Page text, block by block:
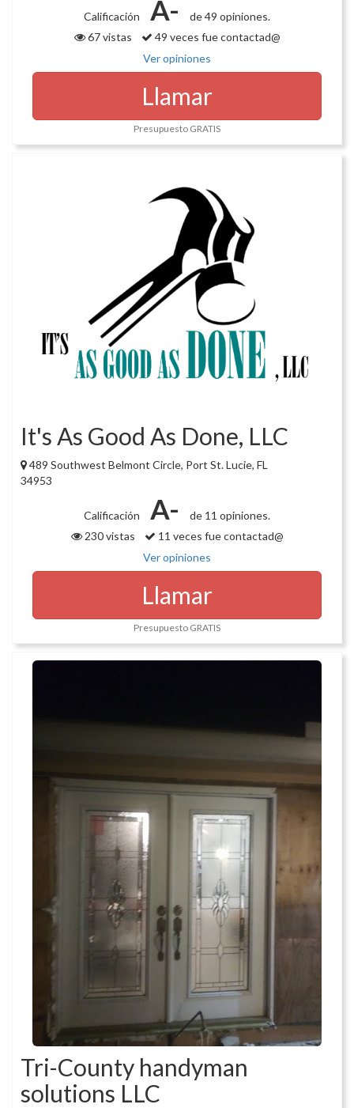
Calificación A-
de 49 opiniones.
67 vistas
49 veces fue contactad@
Ver opiniones
Llamar
Presupuesto GRATIS
It's As Good As Done, LLC
489 Southwest Belmont Circle, Port St. Lucie, FL
34953
Calificación A-
de 11 opiniones.
230 vistas
11 veces fue contactad@
Ver opiniones
Llamar
Presupuesto GRATIS
Tri-County handyman
solutions LLC